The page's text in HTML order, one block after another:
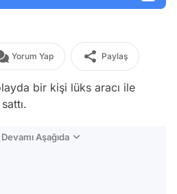
Yorum Yap Paylaş
bir kişi lüks aracı ile
Aşağıda